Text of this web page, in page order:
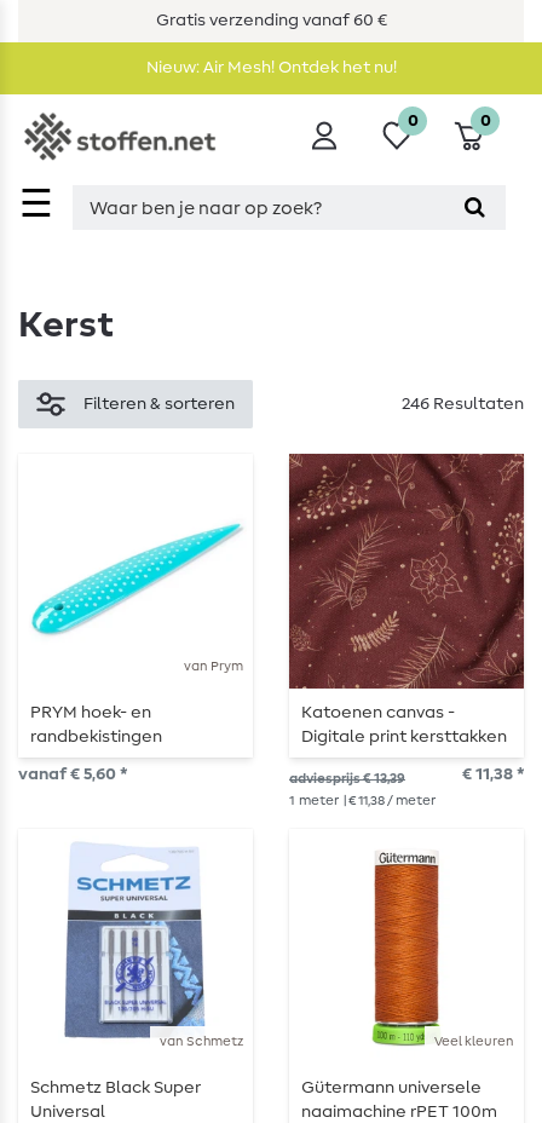
Gratis verzending vanaf 60 €
Nieuw: Air Mesh! Ontdek het nu!
☰
0 0
Kerst
Filteren & sorteren 246 Resultaten
van Prym
PRYM hoek- en
randbekistingen
vanaf € 5,60 *
Katoenen canvas -
Digitale print kersttakken
Bordeaux
adviesprijs € 13,39 € 11,38 *
1 meter | € 11,38 / meter
van Schmetz
Schmetz Black Super
Universal
Veel kleuren
Gütermann universele
naaimachine rPET 100m